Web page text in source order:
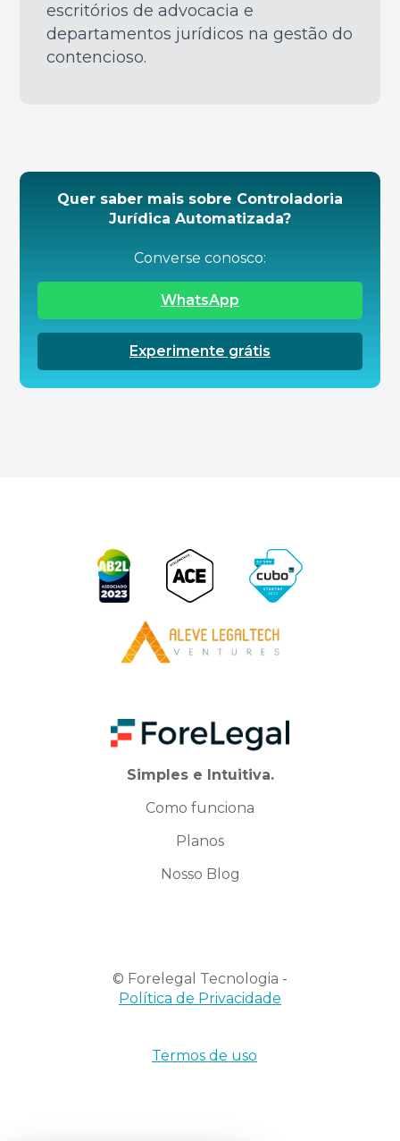
Quer saber mais sobre Controladoria
Jurídica Automatizada?
Converse conosco:
WhatsApp
Experimente grátis
escritórios de advocacia e
departamentos jurídicos na gestão do
contencioso.
Simples e Intuitiva.
Como funciona
Planos
Nosso Blog
© Forelegal Tecnologia -
Política de Privacidade
Termos de uso